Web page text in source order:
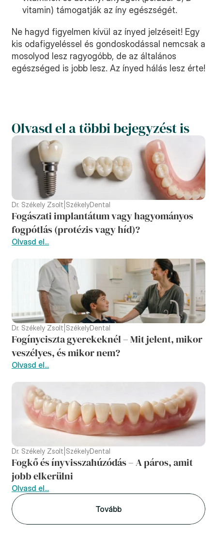
vitamin) támogatják az íny egészségét.
Ne hagyd figyelmen kívül az ínyed jelzéseit! Egy
kis odafigyeléssel és gondoskodással nemcsak a
mosolyod lesz ragyogóbb, de az általános
egészséged is jobb lesz. Az ínyed hálás lesz érte!
Olvasd el a többi bejegyzést is
Dr. Székely Zsolt SzékelyDental
Fogászati implantátum vagy hagyományos
fogpótlás (protézis vagy híd)?
Olvasd el...
Dr. Székely Zsolt SzékelyDental
Fogínyciszta gyerekeknél – Mit jelent, mikor
veszélyes, és mikor nem?
Olvasd el...
Dr. Székely Zsolt SzékelyDental
Fogkő és ínyvisszahúzódás – A páros, amit
jobb elkerülni
Olvasd el...
Tovább